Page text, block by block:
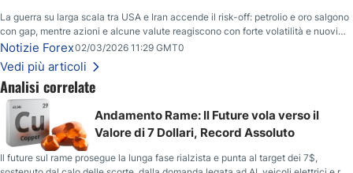
La guerra su larga scala tra USA e Iran accende il risk-off: petrolio e oro salgono
con gap, mentre azioni e alcune valute reagiscono con forte volatilità e nuovi
livelli da monitorare.
Notizie Forex02/03/2026 11:29 GMT0
Vedi più articoli
Analisi correlate
Andamento Rame: Il Future vola verso il
Valore di 7 Dollari, Record Assoluto
Il future sul rame prosegue la lunga fase rialzista e punta al target dei 7$,